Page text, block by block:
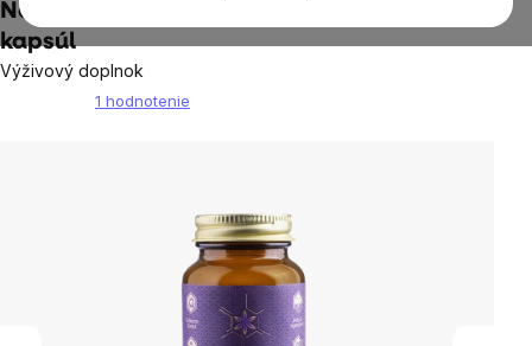
NaturLabs - Lipozomálny vitamín B12, 30
kapsúl
Výživový doplnok
1 hodnotenie